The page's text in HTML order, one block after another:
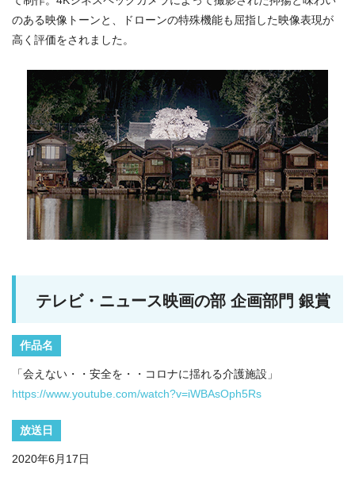
のある映像トーンと、ドローンの特殊機能も屈指した映像表現が
高く評価をされました。
テレビ・ニュース映画の部 企画部門 銀賞
作品名
「会えない・・安全を・・コロナに揺れる介護施設」
https://www.youtube.com/watch?v=iWBAsOph5Rs
放送日
2020年6月17日